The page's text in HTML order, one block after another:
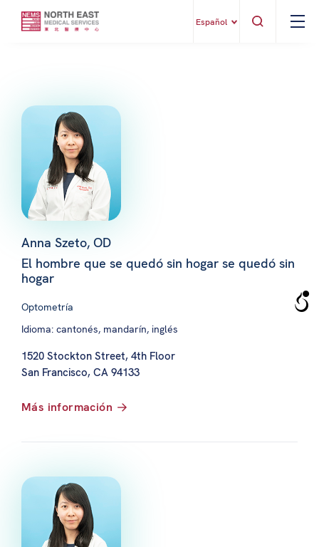
Español
Anna Szeto, OD
El hombre que se quedó sin hogar se quedó sin
hogar
Optometría
Idioma: cantonés, mandarín, inglés
1520 Stockton Street, 4th Floor
San Francisco, CA 94133
Más información